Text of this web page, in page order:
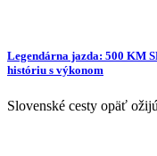
Legendárna jazda: 500 KM
históriu s výkonom
Slovenské cesty opäť